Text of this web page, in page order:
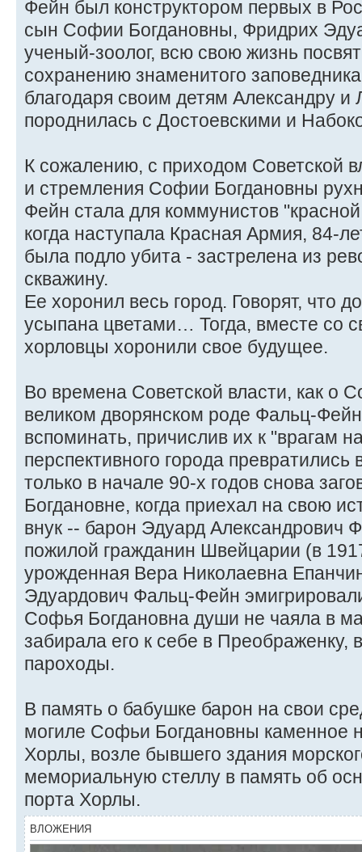
Фейн был конструктором первых в
сын Софии Богдановны, Фридрих
ученый-зоолог, всю свою жизнь
сохранению знаменитого
благодаря своим детям Александру
породнилась с Достоевскими и
К сожалению, с приходом Советской
и стремления Софии Богдановны
Фейн стала для коммунистов
когда наступала Красная Армия, 84-
была подло убита - застрелена из
скважину.
Ее хоронил весь город. Говорят, что
усыпана цветами… Тогда, вместе со
хорловцы хоронили свое будущее.
Во времена Советской власти, как о
великом дворянском роде Фальц-
вспоминать, причислив их к "врагам
перспективного города
только в начале 90-х годов снова
Богдановне, когда приехал на свою
внук -- барон Эдуард Александрович
пожилой гражданин Швейцарии (в
урожденная Вера Николаевна
Эдуардович Фальц-Фейн
Софья Богдановна души не чаяла в
забирала его к себе в Преображенку,
пароходы.
В память о бабушке барон на свои
могиле Софьи Богдановны каменное
Хорлы, возле бывшего здания
мемориальную стеллу в память об
порта Хорлы.
ВЛОЖЕНИЯ